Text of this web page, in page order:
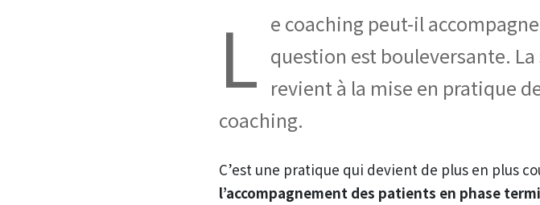
L e coaching peut-il
question est bouleversante.
revient à la mise en pratique
coaching.
C’est une pratique qui devient de plus en plus
l’accompagnement des patients en phase